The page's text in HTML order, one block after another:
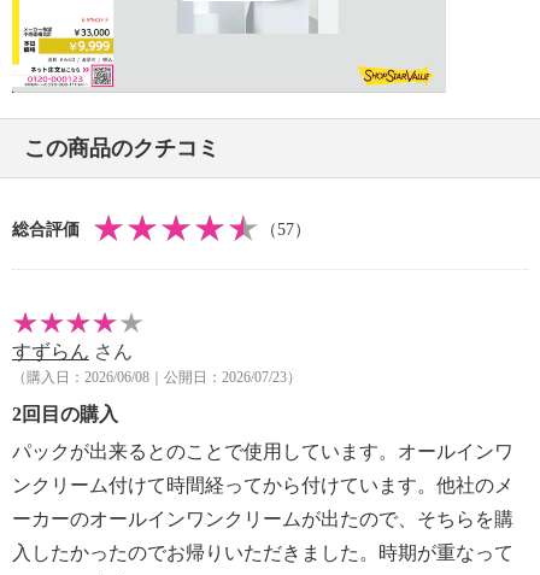
メーカーでは３０ｇサイズの販売があり、６０ｇはそ
の２倍サイズ。
＜配合／無配合表示＞
ル系色素不使用、紫外線吸収剤不使用
【リッチピールウォッシュ（美容洗顔料）・３０ｇサ
＜配合／無配合表示＞
※パッケージ表示は「美容液ジェル」
この商品のクチコミ
総合評価 （57）
すずらん さん
（購入日：2026/06/08｜公開日：2026/07/23）
2回目の購入
パックが出来るとのことで使用しています。オールインワ
ンクリーム付けて時間経ってから付けています。他社のメ
ーカーのオールインワンクリームが出たので、そちらを購
入したかったのでお帰りいただきました。時期が重なって